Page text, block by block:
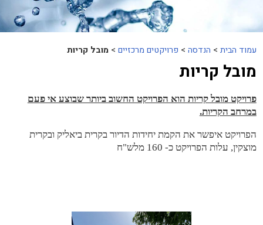
עמוד הבית > הנדסה > פרויקטים מרכזיים > מובל קריות
מובל קריות
פרויקט מובל קריות הוא הפרויקט החשוב ביותר שבוצע אי פעם
במרחב הקריות.
הפרויקט איפשר את הקמת יחידות הדיור בקרית ביאליק ובקרית
מוצקין, עלות הפרויקט כ- 160 מלש"ח